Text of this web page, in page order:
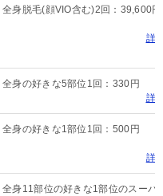
全身脱毛(顔VIO含む)2回：39,600円
詳
全身の好きな5部位1回：330円
詳
全身の好きな1部位1回：500円
詳
全身11部位の好きな1部位のスーパ